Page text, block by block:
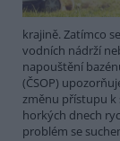
krajině. Zatímco
vodních nádrží
napouštění
(ČSOP)
změnu přístupu k
horkých dnech
problém se